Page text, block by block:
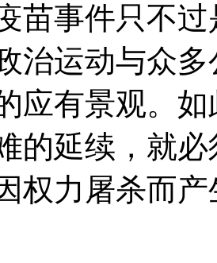
苗事件只不
治运动与众
应有景观。
的延续，就
权力屠杀而